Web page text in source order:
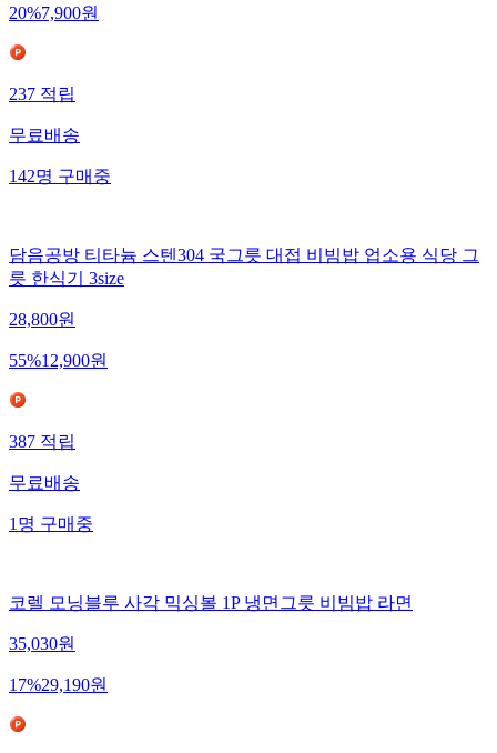
20%7,900원
237적립
무료배송
142명구매중
담음공방 티타늄 스텐304 국그릇 대접 비빔밥 업소용 식당 그
릇 한식기 3size
28,800원
55%12,900원
387적립
무료배송
1명구매중
코렐 모닝블루 사각 믹싱볼 1P 냉면그릇 비빔밥 라면
35,030원
17%29,190원